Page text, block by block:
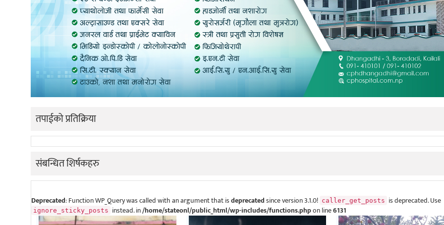
तपाईको प्रतिक्रिया
संबन्धित शिर्षकहरु
Deprecated: Function WP_Query was called with an argument that isdeprecatedsince version 3.1.0! caller_get_posts is deprecated. Use
ignore_sticky_posts instead. in/home/stateonl/public_html/wp-includes/functions.phpon line6131